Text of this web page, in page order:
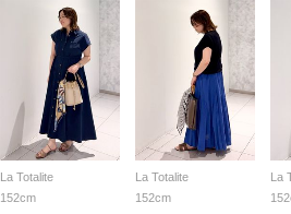
La Totalite
152cm
La Totalite
152cm
La